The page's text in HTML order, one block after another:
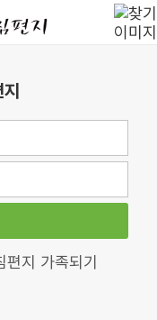
편지 가족되기